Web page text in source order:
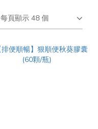
每頁顯示 48 個